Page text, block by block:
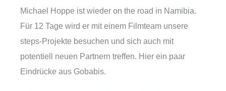
Michael Hoppe ist wieder on the road in Namibia.
Für 12 Tage wird er mit einem Filmteam unsere
steps-Projekte besuchen und sich auch mit
potentiell neuen Partnern treffen. Hier ein paar
Eindrücke aus Gobabis.